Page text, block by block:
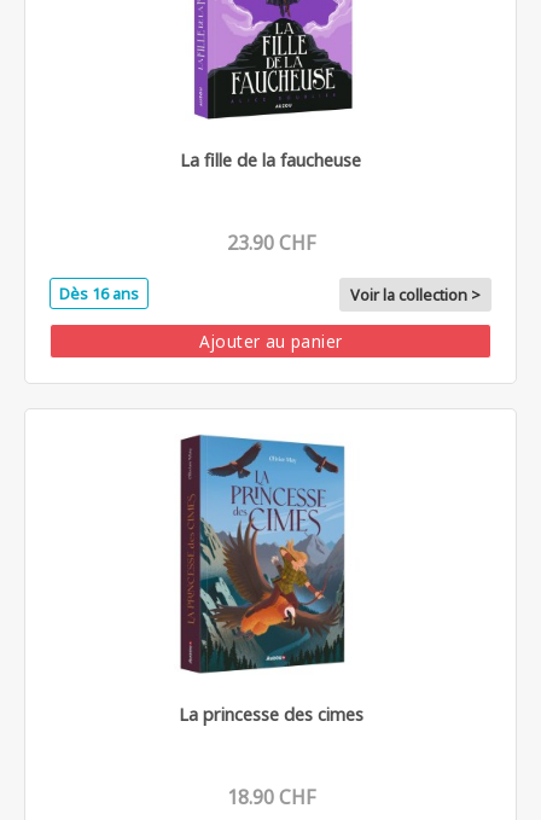
La fille de la faucheuse
23.90 CHF
Dès 16 ans Voir la collection >
Ajouter au panier
La princesse des cimes
18.90 CHF